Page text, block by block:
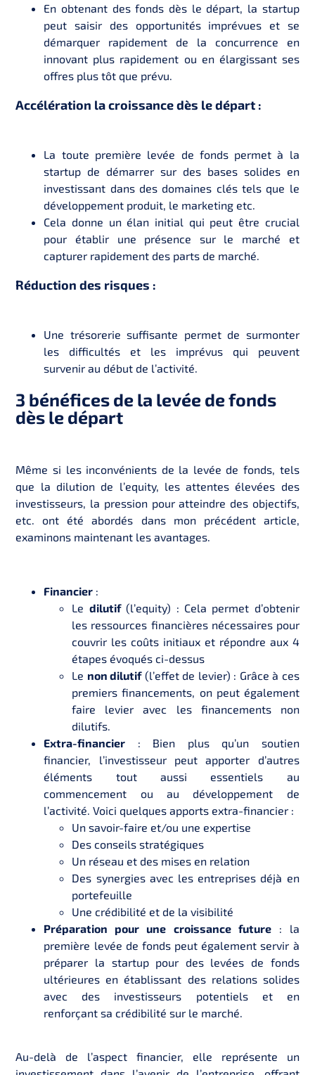
En obtenant des fonds dès le départ, la startup
peut saisir des opportunités imprévues et se
démarquer rapidement de la concurrence en
innovant plus rapidement ou en élargissant ses
offres plus tôt que prévu.
Accélération la croissance dès le départ :
La toute première levée de fonds permet à la
startup de démarrer sur des bases solides en
investissant dans des domaines clés tels que le
développement produit, le marketing etc.
Cela donne un élan initial qui peut être crucial
pour établir une présence sur le marché et
capturer rapidement des parts de marché.
Réduction des risques :
Une trésorerie suffisante permet de surmonter
les difficultés et les imprévus qui peuvent
survenir au début de l’activité.
3 bénéfices de la levée de fonds
dès le départ
Même si les inconvénients de la levée de fonds, tels
que la dilution de l’equity, les attentes élevées des
investisseurs, la pression pour atteindre des objectifs,
etc. ont été abordés dans mon précédent article,
examinons maintenant les avantages.
Financier :
Le dilutif(l’equity) : Cela permet d’obtenir
les ressources financières nécessaires pour
couvrir les coûts initiaux et répondre aux 4
étapes évoqués ci-dessus
Le non dilutif(l’effet de levier) : Grâce à ces
premiers financements, on peut également
faire levier avec les financements non
dilutifs.
Extra-financier : Bien plus qu’un soutien
financier, l’investisseur peut apporter d’autres
éléments tout aussi essentiels au
commencement ou au développement de
l’activité. Voici quelques apports extra-financier :
Un savoir-faire et/ou une expertise
Des conseils stratégiques
Un réseau et des mises en relation
Des synergies avec les entreprises déjà en
portefeuille
Une crédibilité et de la visibilité
Préparation pour une croissance future: la
première levée de fonds peut également servir à
préparer la startup pour des levées de fonds
ultérieures en établissant des relations solides
avec des investisseurs potentiels et en
renforçant sa crédibilité sur le marché.
Au-delà de l’aspect financier, elle représente un